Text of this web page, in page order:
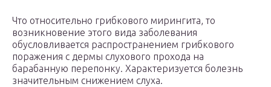
Что относительно грибкового мирингита, то
возникновение этого вида заболевания
обусловливается распространением грибкового
поражения с дермы слухового прохода на
барабанную перепонку. Характеризуется болезнь
значительным снижением слуха.